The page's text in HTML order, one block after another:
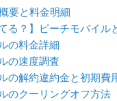
要と料金明細
る？】ピーチモバイル
の料金詳細
の速度調査
の解約違約金と初期費
のクーリングオフ方法